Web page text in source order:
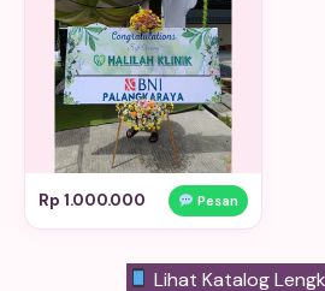
Rp 1.000.000 Pesan
Lihat Katalog